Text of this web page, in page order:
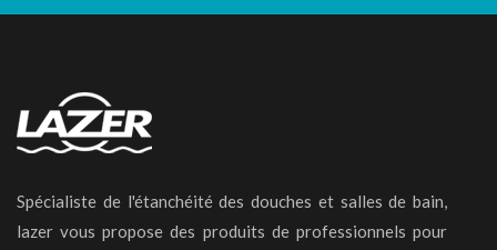
Spécialiste de l'étanchéité des douches et salles de bain,
lazer vous propose des produits de professionnels pour